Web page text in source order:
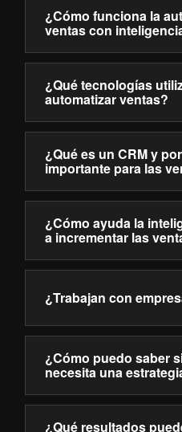
¿Cómo funciona la
ventas con
¿Qué tecnologías
automatizar ventas?
¿Qué es un CRM y
importante para las
¿Cómo ayuda la
a incrementar las
¿Trabajan con
¿Cómo puedo saber
necesita una
¿Qué resultados